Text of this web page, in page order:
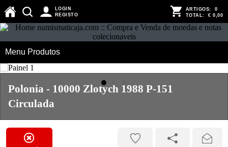
LOGIN
REGISTO
ARTIGOS: 0
TOTAL: € 0,00
Menu Produtos
Polonia - 10000 Zlotych 1988 P-151
Circulada